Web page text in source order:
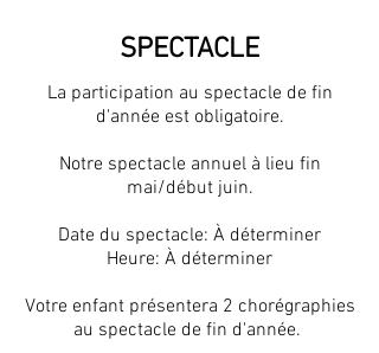
SPECTACLE
La participation au spectacle de fin
d'année est obligatoire.
Notre spectacle annuel à lieu fin
mai/début juin.
Date du spectacle: À déterminer
Heure: À déterminer
Votre enfant présentera 2 chorégraphies
au spectacle de fin d'année.